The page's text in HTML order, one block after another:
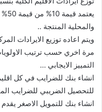
والمحلية المنتجة ..
ويتم اعاده توزيع الايرادات
مرة اخري حسب ترتيب
التمييز الايجابي …
انشاء بنك للضرايب في كل
للتحصيل الضريبي للضرايب
انشاء بنك للتمويل الاصغر